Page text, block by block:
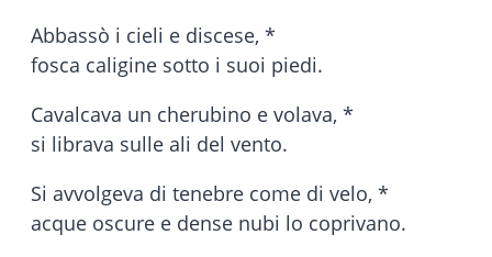
Abbassò i cieli e discese, *
fosca caligine sotto i suoi piedi.
Cavalcava un cherubino e volava, *
si librava sulle ali del vento.
Si avvolgeva di tenebre come di velo, *
acque oscure e dense nubi lo coprivano.